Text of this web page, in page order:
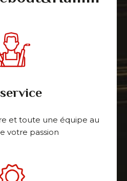
et toute une équipe au
votre passion